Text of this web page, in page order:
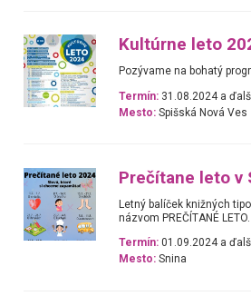
Kultúrne leto
Pozývame na bohatý
Termín: 31.08.2024 a
Mesto: Spišská Nová Ves
Prečítane leto v
Letný balíček knižných
názvom PREČÍTANÉ LETO.
Termín: 01.09.2024 a
Mesto: Snina